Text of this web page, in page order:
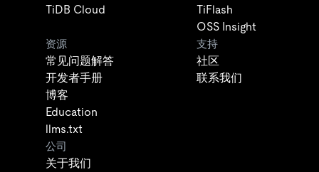
TiDB Cloud
TiFlash
OSS Insight
资源
常见问题解答
开发者手册
博客
Education
llms.txt
支持
社区
联系我们
公司
关于我们